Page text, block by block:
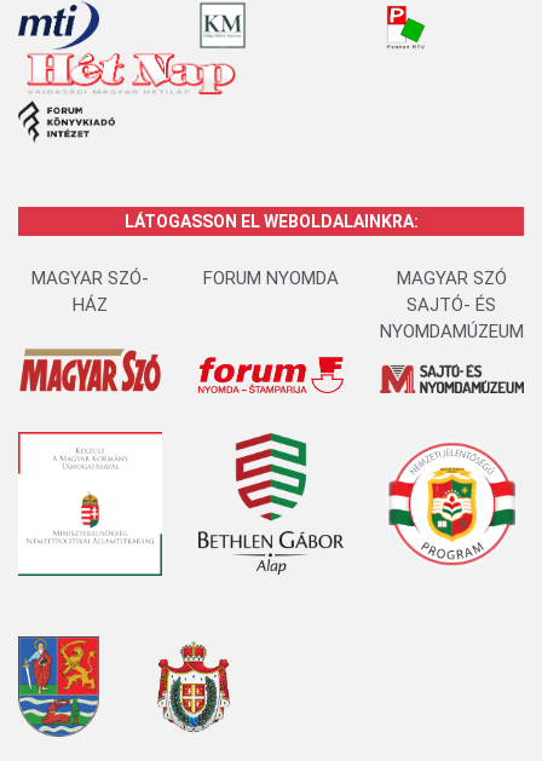
LÁTOGASSON EL WEBOLDALAINKRA:
MAGYAR SZÓ-
HÁZ
FORUM NYOMDA
MAGYAR SZÓ
SAJTÓ- ÉS
NYOMDAMÚZEUM